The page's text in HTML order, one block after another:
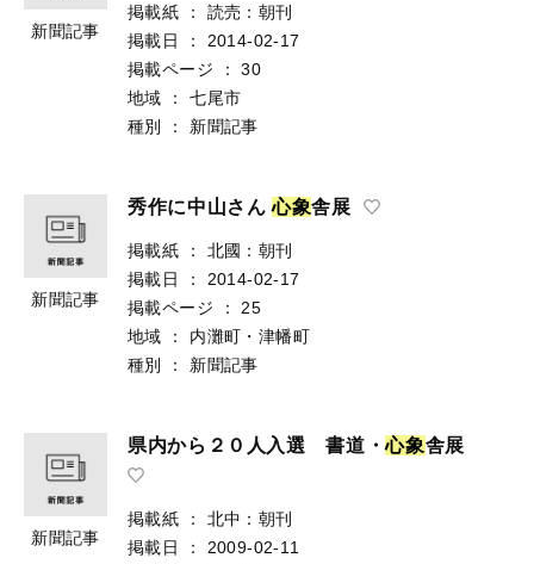
新聞記事
掲載紙 ：
読売：朝刊
掲載日
：
2014-02-17
掲載ページ
：
30
地域
：
七尾市
種別
： 新聞記事
新聞記事
秀作に中山さん心象舎展
掲載紙 ：
北國：朝刊
掲載日
：
2014-02-17
掲載ページ
：
25
地域
：
内灘町・津幡町
種別
： 新聞記事
新聞記事
県内から２０人入選 書道・心象舎展
掲載紙 ：
北中：朝刊
掲載日
：
2009-02-11